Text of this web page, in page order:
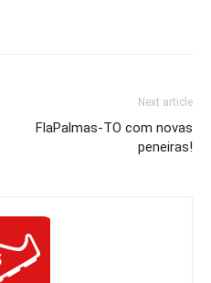
Next article
FlaPalmas-TO com novas
peneiras!